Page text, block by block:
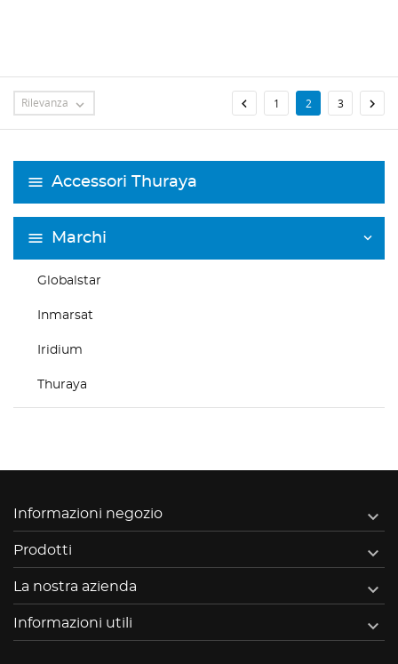
Accessori Thuraya
Marchi
Globalstar
Inmarsat
Iridium
Thuraya
Rilevanza   1 2 3 
Informazioni negozio 
Prodotti 
La nostra azienda 
Informazioni utili 